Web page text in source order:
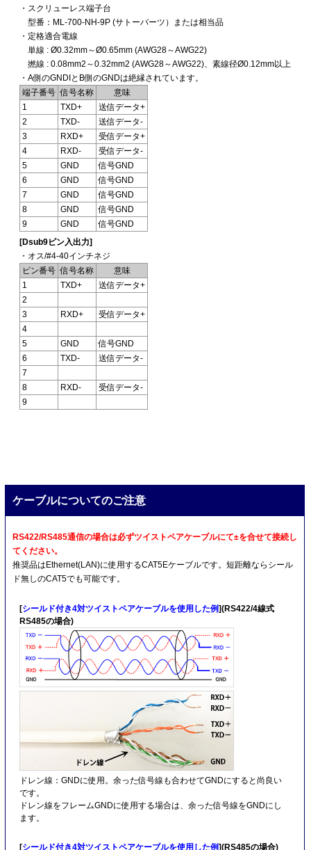
・スクリューレス端子台
型番：ML-700-NH-9P (サトーパーツ）または相当品
・定格適合電線
単線 : Ø0.32mm～Ø0.65mm (AWG28～AWG22)
撚線 : 0.08mm2～0.32mm2 (AWG28～AWG22)、素線径Ø0.12mm以上
・A側のGNDIとB側のGNDは絶縁されています。
端子番号 信号名称
意味
1
TXD+
送信データ+
2
TXD-
送信データ-
3
RXD+
受信データ+
4
RXD-
受信データ-
5
GND
信号GND
6
GND
信号GND
7
GND
信号GND
8
GND
信号GND
9
GND
信号GND
[Dsub9ピン入出力]
・オス/#4-40インチネジ
ピン番号 信号名称
意味
1
TXD+
送信データ+
2
3
RXD+
受信データ+
4
5
GND
信号GND
6
TXD-
送信データ-
7
8
RXD-
受信データ-
9
ケーブルについてのご注意
RS422/RS485通信の場合は必ずツイストペアケーブルにて±を合せて接続し
てください。
推奨品はEthernet(LAN)に使用するCAT5Eケーブルです。短距離ならシール
ド無しのCAT5でも可能です。
[シールド付き4対ツイストペアケーブルを使用した例](RS422/4線式
RS485の場合)
ドレン線：GNDに使用。余った信号線も合わせてGNDにすると尚良い
です。
ドレン線をフレームGNDに使用する場合は、余った信号線をGNDにし
ます。
[シールド付き4対ツイストペアケーブルを使用した例](RS485の場合)